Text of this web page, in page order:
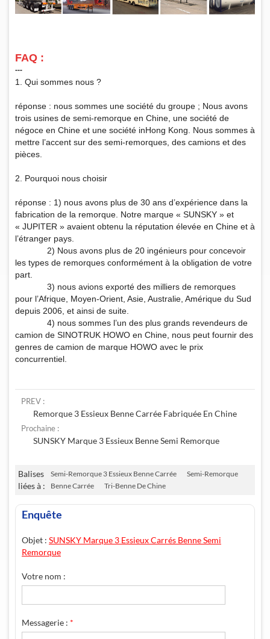
FAQ :
‑‑‑
1. Qui sommes nous ?
réponse : nous sommes une société du groupe ; Nous avons
trois usines de semi-remorque en Chine, une société de
négoce en Chine et une société inHong Kong. Nous sommes à
mettre l’accent sur des semi-remorques, des camions et des
pièces.
2. Pourquoi nous choisir
réponse : 1) nous avons plus de 30 ans d’expérience dans la
fabrication de la remorque. Notre marque « SUNSKY » et
« JUPITER » avaient obtenu la réputation élevée en Chine et à
l’étranger pays.
2) Nous avons plus de 20 ingénieurs pour concevoir
les types de remorques conformément à la obligation de votre
part.
3) nous avions exporté des milliers de remorques
pour l’Afrique, Moyen-Orient, Asie, Australie, Amérique du Sud
depuis 2006, et ainsi de suite.
4) nous sommes l’un des plus grands revendeurs de
camion de SINOTRUK HOWO en Chine, nous peut fournir des
genres de camion de marque HOWO avec le prix
concurrentiel.
PREV :
Remorque 3 Essieux Benne Carrée Fabriquée En Chine
Prochaine :
SUNSKY Marque 3 Essieux Benne Semi Remorque
Balises
liées à :
Semi-Remorque 3 Essieux Benne Carrée
Semi-Remorque
Benne Carrée
Tri-Benne De Chine
Enquête
Objet : SUNSKY Marque 3 Essieux Carrés Benne Semi
Remorque
Votre nom :
Messagerie : *